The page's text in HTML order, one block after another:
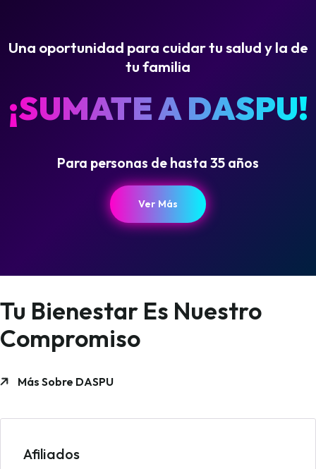
Una oportunidad para cuidar tu salud y la de
tu familia
¡SUMATE A DASPU!
Para personas de hasta 35 años
Ver Más
Tu Bienestar Es Nuestro
Compromiso
Más Sobre DASPU
Afiliados